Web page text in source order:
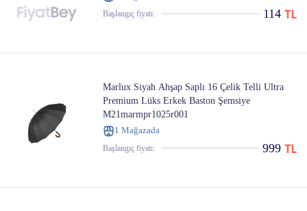
Başlangıç ​​fiyatı: 114
Marlux Siyah Ahşap Saplı 16 Çelik Telli Ultra
Premium Lüks Erkek Baston Şemsiye
M21marmpr1025r001
1 Mağazada
Başlangıç ​​fiyatı: 999